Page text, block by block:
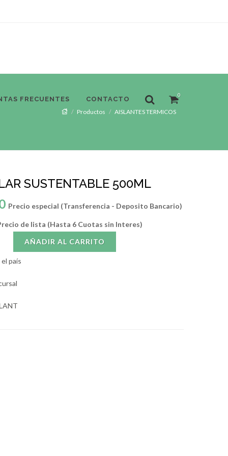
FRECUENTES CONTACTO
0
Productos AISLANTES TERMICOS
SUSTENTABLE 500ML
Precio especial (Transferencia - Deposito Bancario)
de lista (Hasta 6 Cuotas sin Interes)
AÑADIR AL CARRITO
país